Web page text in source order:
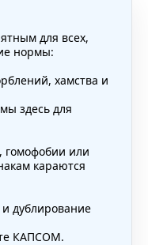
для всех,
нормы:
хамства и
здесь для
гомофобии или
караются
дублирование
КАПСОМ.